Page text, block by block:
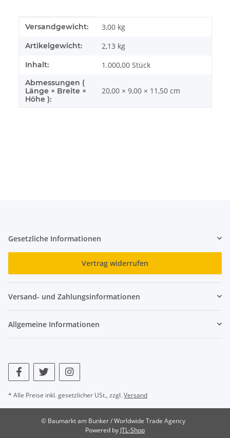
Produkteigenschaft
Wert
Versandgewicht: 3,00 kg
Artikelgewicht: 2,13 kg
Inhalt: 1.000,00 Stück
Abmessungen (
Länge × Breite ×
Höhe ):
20,00 × 9,00 × 11,50 cm
Gesetzliche Informationen
Vertrag widerrufen
Versand- und Zahlungsinformationen
Allgemeine Informationen
* Alle Preise inkl. gesetzlicher USt., zzgl.Versand
© Baumarkt am Bunker / Worldwide Trade Agency
Powered by JTL-Shop